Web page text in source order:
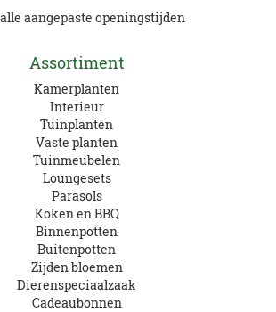
aangepaste openingstijden
Assortiment
Kamerplanten
Interieur
Tuinplanten
Vaste planten
Tuinmeubelen
Loungesets
Parasols
Koken en BBQ
Binnenpotten
Buitenpotten
Zijden bloemen
Dierenspeciaalzaak
Cadeaubonnen